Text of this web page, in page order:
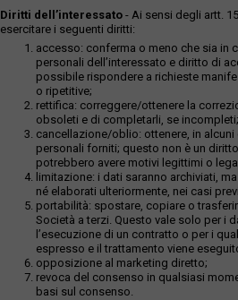
Diritti dell’interessato - Ai sensi degli artt.
esercitare i seguenti diritti:
accesso: conferma o meno che sia in
personali dell’interessato e diritto di
possibile rispondere a richieste
o ripetitive;
rettifica: correggere/ottenere la
obsoleti e di completarli, se incompleti;
cancellazione/oblio: ottenere, in
personali forniti; questo non è un
potrebbero avere motivi legittimi o
limitazione: i dati saranno archiviati,
né elaborati ulteriormente, nei casi
portabilità: spostare, copiare o
Società a terzi. Questo vale solo per i
l’esecuzione di un contratto o per i
espresso e il trattamento viene
opposizione al marketing diretto;
revoca del consenso in qualsiasi
basi sul consenso.